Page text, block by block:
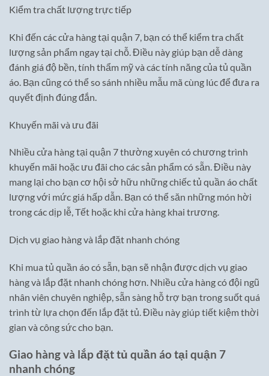
Kiểm tra chất lượng trực tiếp
Khi đến các cửa hàng tại quận 7, bạn có thể kiểm tra chất
lượng sản phẩm ngay tại chỗ. Điều này giúp bạn dễ dàng
đánh giá độ bền, tính thẩm mỹ và các tính năng của tủ quần
áo. Bạn cũng có thể so sánh nhiều mẫu mã cùng lúc để đưa ra
quyết định đúng đắn.
Khuyến mãi và ưu đãi
Nhiều cửa hàng tại quận 7 thường xuyên có chương trình
khuyến mãi hoặc ưu đãi cho các sản phẩm có sẵn. Điều này
mang lại cho bạn cơ hội sở hữu những chiếc tủ quần áo chất
lượng với mức giá hấp dẫn. Bạn có thể săn những món hời
trong các dịp lễ, Tết hoặc khi cửa hàng khai trương.
Dịch vụ giao hàng và lắp đặt nhanh chóng
Khi mua tủ quần áo có sẵn, bạn sẽ nhận được dịch vụ giao
hàng và lắp đặt nhanh chóng hơn. Nhiều cửa hàng có đội ngũ
nhân viên chuyên nghiệp, sẵn sàng hỗ trợ bạn trong suốt quá
trình từ lựa chọn đến lắp đặt tủ. Điều này giúp tiết kiệm thời
gian và công sức cho bạn.
Giao hàng và lắp đặt tủ quần áo tại quận 7
nhanh chóng